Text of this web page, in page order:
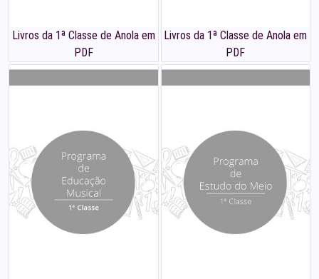
Livros da 1ª Classe de Anola em
PDF
Livros da 1ª Classe de Anola em
PDF